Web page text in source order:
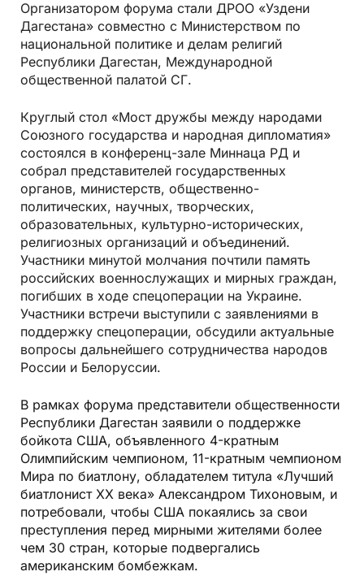
Организатором форума стали ДРОО «Уздени
Дагестана» совместно с Министерством по
национальной политике и делам религий
Республики Дагестан, Международной
общественной палатой СГ.
Круглый стол «Мост дружбы между народами
Союзного государства и народная дипломатия»
состоялся в конференц-зале Миннаца РД и
собрал представителей государственных
органов, министерств, общественно-
политических, научных, творческих,
образовательных, культурно-исторических,
религиозных организаций и объединений.
Участники минутой молчания почтили память
российских военнослужащих и мирных граждан,
погибших в ходе спецоперации на Украине.
Участники встречи выступили с заявлениями в
поддержку спецоперации, обсудили актуальные
вопросы дальнейшего сотрудничества народов
России и Белоруссии.
В рамках форума представители общественности
Республики Дагестан заявили о поддержке
бойкота США, объявленного 4-кратным
Олимпийским чемпионом, 11-кратным чемпионом
Мира по биатлону, обладателем титула «Лучший
биатлонист XX века» Александром Тихоновым, и
потребовали, чтобы США покаялись за свои
преступления перед мирными жителями более
чем 30 стран, которые подвергались
американским бомбежкам.